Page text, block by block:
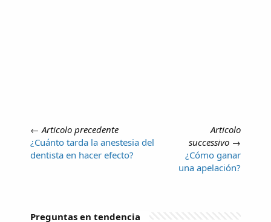
← Articolo precedente
¿Cuánto tarda la anestesia del
dentista en hacer efecto?
Articolo
successivo →
¿Cómo ganar
una apelación?
Preguntas en tendencia